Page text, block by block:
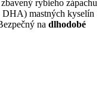
rybieho zápachu
DHA) mastných kyselín
na dlhodobé